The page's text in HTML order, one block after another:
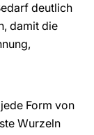
deutlich
damit die
Form von
Wurzeln